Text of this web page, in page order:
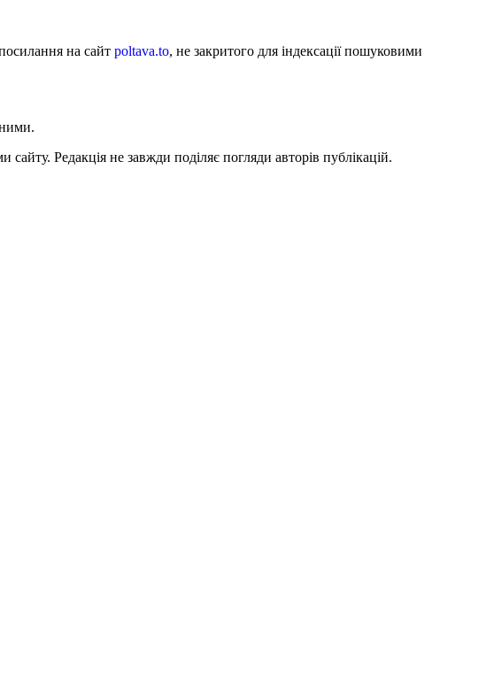
на сайт poltava.to, не закритого для індексації пошуковими
Редакція не завжди поділяє погляди авторів публікацій.